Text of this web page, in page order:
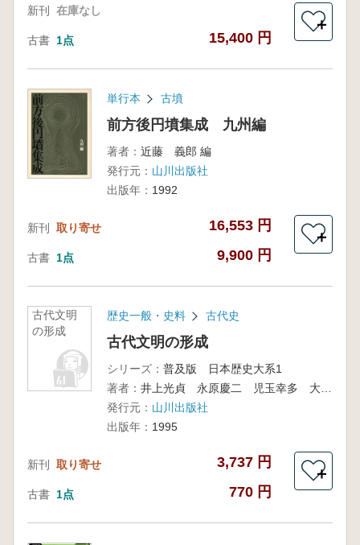
新刊 在庫なし
古書 1点 15,400 円
＋
単行本 古墳
前方後円墳集成 九州編
著者： 近藤 義郎 編
発行元： 山川出版社
出版年： 1992
新刊 取り寄せ 16,553 円
古書 1点 9,900 円
＋
古代文明
の形成
歴史一般・史料 古代史
古代文明の形成
シリーズ： 普及版 日本歴史大系1
著者：
井上光貞 永原慶二 児玉幸多 大久保利謙
発行元： 山川出版社
出版年： 1995
新刊 取り寄せ 3,737 円
古書 1点 770 円
＋